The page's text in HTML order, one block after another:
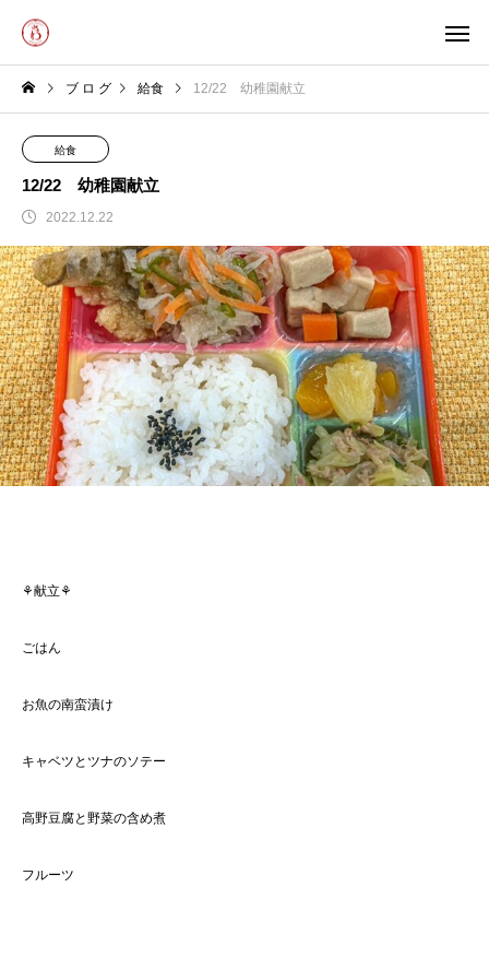
ブ ロ グ 給食 12/22 幼稚園献立
給食
12/22 幼稚園献立
2022.12.22
⚘献立⚘
ごはん
お魚の南蛮漬け
キャベツとツナのソテー
高野豆腐と野菜の含め煮
フルーツ